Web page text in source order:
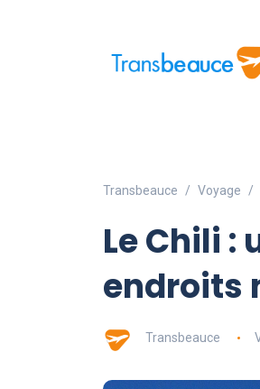
Transbeauce Voyage
Le Chili :
endroits
Transbeauce